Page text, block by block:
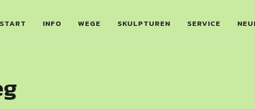
am Salzhaff
START INFO WEGE SKULPTUREN SERVICE